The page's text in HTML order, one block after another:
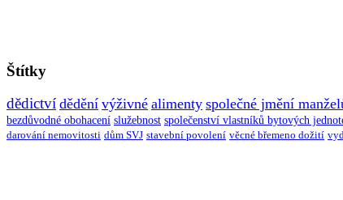
Štítky
dědictví dědění výživné alimenty společné jmění
bezdůvodné obohacení služebnost společenství vlastníků bytových
darování nemovitosti dům SVJ stavební povolení věcné břemeno dožití